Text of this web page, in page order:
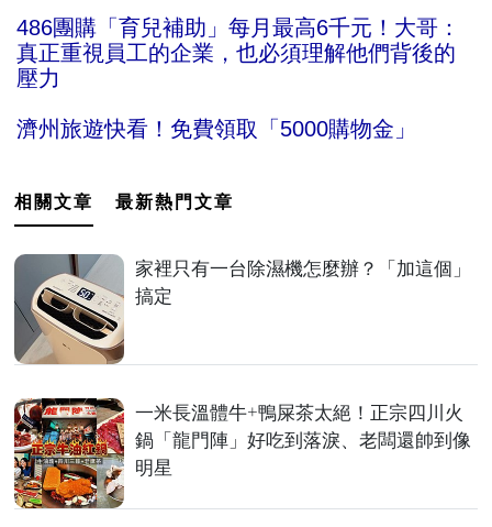
486團購「育兒補助」每月最高6千元！大哥：
真正重視員工的企業，也必須理解他們背後的
壓力
濟州旅遊快看！免費領取「5000購物金」
相關文章 最新熱門文章
家裡只有一台除濕機怎麼辦？「加這個」
搞定
一米長溫體牛+鴨屎茶太絕！正宗四川火
鍋「龍門陣」好吃到落淚、老闆還帥到像
明星